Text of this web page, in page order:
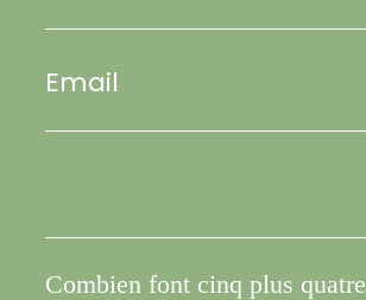
Email
Combien font cinq plus quatre